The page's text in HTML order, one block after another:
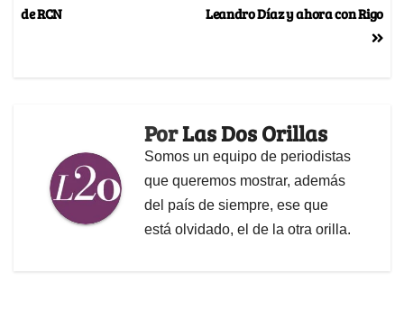
Leandro Díaz y ahora con Rigo
de RCN
PorLas Dos Orillas
Somos un equipo de periodistas
que queremos mostrar, además
del país de siempre, ese que
está olvidado, el de la otra orilla.